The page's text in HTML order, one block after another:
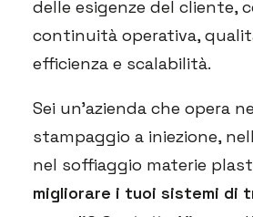
delle esigenze del cliente,
continuità operativa,
efficienza e scalabilità.
Sei un’azienda che opera
stampaggio a iniezione,
nel soffiaggio materie
migliorare i tuoi sistemi di